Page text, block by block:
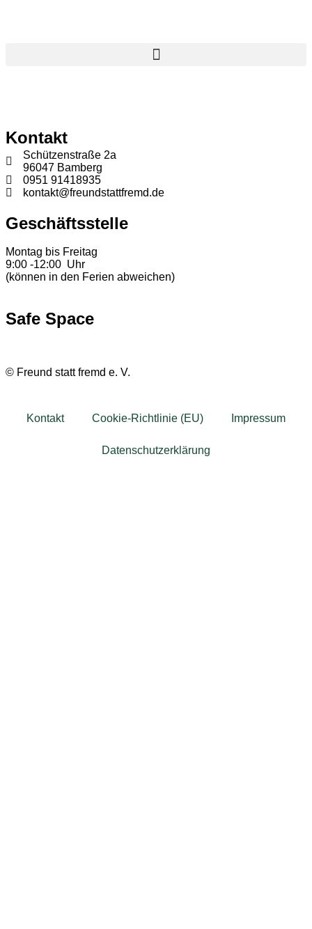
Kontakt
Schützenstraße 2a
96047 Bamberg
0951 91418935
kontakt@freundstattfremd.de
Geschäftsstelle
Montag bis Freitag
9:00 -12:00 Uhr
(können in den Ferien abweichen)
Safe Space
© Freund statt fremd e. V.
Kontakt Cookie-Richtlinie (EU) Impressum
Datenschutzerklärung